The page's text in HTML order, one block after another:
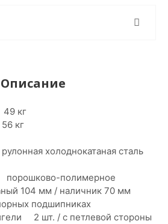
Описание
кг
кг
холоднокатаная сталь
полимерное
104 мм / наличник 70 мм
подшипниках
2 шт. / с петлевой стороны